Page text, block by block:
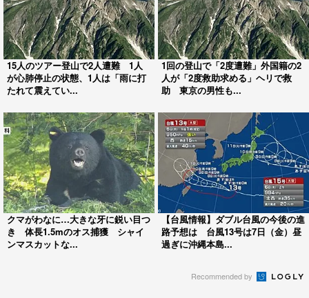
15人のツアー登山で2人遭難 1人
が心肺停止の状態、1人は「雨に打
たれて震えてい...
1回の登山で「2度遭難」外国籍の2
人が「2度救助求める」ヘリで救
助 東京の男性も...
クマがわなに…大きな牙に鋭い目つ
き 体長1.5mのオス捕獲 シャイ
ンマスカットな...
【台風情報】ダブル台風の今後の進
路予想は 台風13号は7日（金）昼
過ぎに沖縄本島...
Recommended by